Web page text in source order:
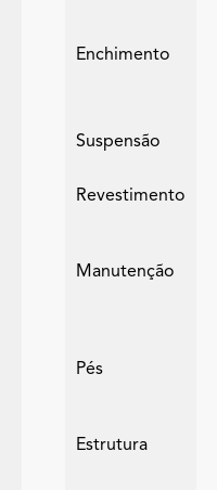
Enchimento
Suspensão
Revestimento
Manutenção
Pés
Estrutura